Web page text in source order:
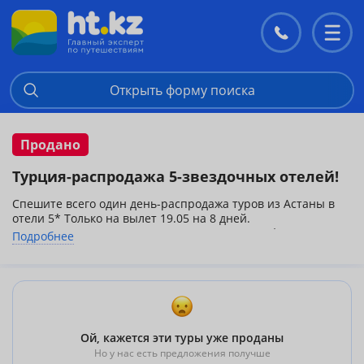
Контакты
меню
Открыть форму поиска
Продано
Турция-распродажа 5-звездочных отелей!
Спешите всего один день-распродажа туров из Астаны в
отели 5* Только на вылет 19.05 на 8 дней.
Включен:перелет,проживание,питание,трансфер,страховка.
Белек
VERA HOTEL VERDE BELEK 5* (BELEK)-1004 $
SIAM ELEGANCE HOTEL & SPA 5*(BOGAZKENT)-1045 $
ALVA DONNA EXCLUSIVE HOTEL 5*(BELEK)-1098 $
Отели 5* класса "ЛЮКС"
Подробнее
Ой, кажется эти туры уже проданы
Но у нас есть предложения получше